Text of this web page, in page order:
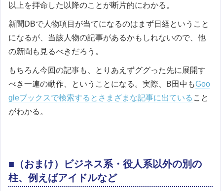
以上を拝命した以降のことが断片的にわかる。
新聞DBで人物項目が当てになるのはまず日経ということ
になるが、当該人物の記事があるかもしれないので、他
の新聞も見るべきだろう。
もちろん今回の記事も、とりあえずググった先に展開す
べき一連の動作、ということになる。実際、B田中もGoo
gleブックスで検索するとさまざまな記事に出ている こと
がわかる。
■（おまけ）ビジネス系・役人系以外の別の
柱、例えばアイドルなど